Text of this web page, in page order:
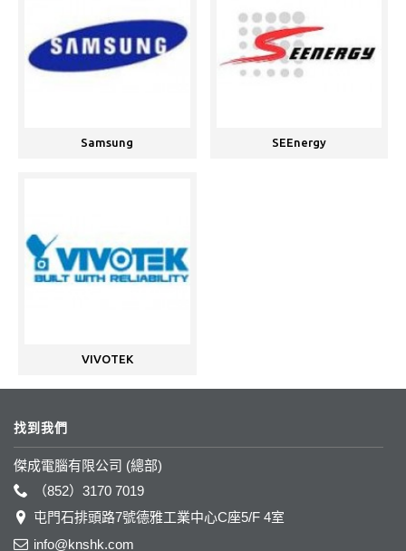
Samsung SEEnergy
VIVOTEK
找到我們
傑成電腦有限公司 (總部)
（852）3170 7019
屯門石排頭路7號德雅工業中心C座5/F 4室
info@knshk.com